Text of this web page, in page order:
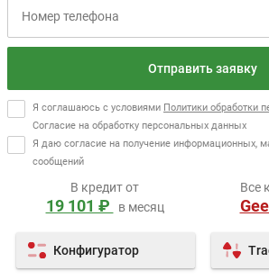
Отправить заявку
Я соглашаюсь с условиями Политики обработки
Согласие на обработку персональных данных
Я даю согласие на получение информационных,
сообщений
Все
Конфигуратор
В кредит от
19 101 ₽ в месяц